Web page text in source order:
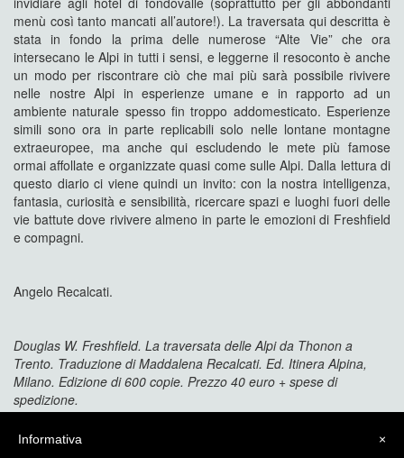
menù così tanto mancati all’autore!). La traversata qui descritta è
stata in fondo la prima delle numerose “Alte Vie” che ora
intersecano le Alpi in tutti i sensi, e leggerne il resoconto è anche
un modo per riscontrare ciò che mai più sarà possibile rivivere
nelle nostre Alpi in esperienze umane e in rapporto ad un
ambiente naturale spesso fin troppo addomesticato. Esperienze
simili sono ora in parte replicabili solo nelle lontane montagne
extraeuropee, ma anche qui escludendo le mete più famose
ormai affollate e organizzate quasi come sulle Alpi. Dalla lettura di
questo diario ci viene quindi un invito: con la nostra intelligenza,
fantasia, curiosità e sensibilità, ricercare spazi e luoghi fuori delle
vie battute dove rivivere almeno in parte le emozioni di Freshfield
e compagni.
Angelo Recalcati.
Douglas W. Freshfield. La traversata delle Alpi da Thonon a
Trento. Traduzione di Maddalena Recalcati. Ed. Itinera Alpina,
Milano. Edizione di 600 copie. Prezzo 40 euro + spese di
spedizione.
Scarica l’estratto di un capitolo
×
Informativa